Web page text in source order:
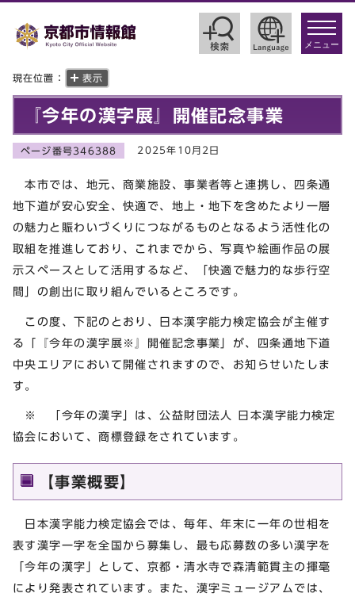
toggle
メニュー
現在位置： 表示
『今年の漢字展』開催記念事業
ページ番号346388 2025年10月2日
本市では、地元、商業施設、事業者等と連携し、四条通
地下道が安心安全、快適で、地上・地下を含めたより一層
の魅力と賑わいづくりにつながるものとなるよう活性化の
取組を推進しており、これまでから、写真や絵画作品の展
示スペースとして活用するなど、「快適で魅力的な歩行空
間」の創出に取り組んでいるところです。
この度、下記のとおり、日本漢字能力検定協会が主催す
る「『今年の漢字展※』開催記念事業」が、四条通地下道
中央エリアにおいて開催されますので、お知らせいたしま
す。
※ 「今年の漢字」は、公益財団法人 日本漢字能力検定
協会において、商標登録をされています。
【事業概要】
日本漢字能力検定協会では、毎年、年末に一年の世相を
表す漢字一字を全国から募集し、最も応募数の多い漢字を
「今年の漢字」として、京都・清水寺で森清範貫主の揮毫
により発表されています。また、漢字ミュージアムでは、